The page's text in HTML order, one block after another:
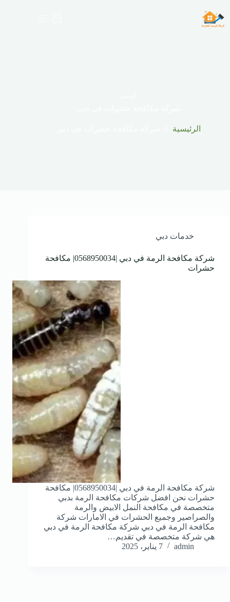
إلى
المحتوى
الرئيسية
خدمات دبي
شركة مكافحة الرمة في دبي |0568950034| مكافحة
حشرات
شركة مكافحة الرمة في دبي |0568950034| مكافحة
حشرات نحن افضل شركات مكافحة الرمة بدبي
متخصصة في مكافحة النمل الابيض والرمة
والصراصير وجميع الحشرات في الامارات شركة
مكافحة الرمة في دبي شركة مكافحة الرمة في دبي
هي شركة متخصصة في تقديم…
admin
7 يناير، 2025